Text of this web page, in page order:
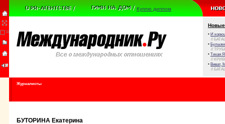
Куплю диплом
Новые
• И
//
•
//
• Тихая
//
• Виват,
//
Журналисты
БУТОРИНА Екатерина